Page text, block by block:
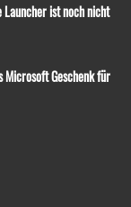
Launcher ist noch nicht
Microsoft Geschenk für